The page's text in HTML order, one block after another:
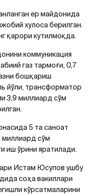
ер майдонида
хулоса берилган.
қарори кутилмоқда.
коммуникация
газ тармоғи, 0,7
бошқариш
йўли, трансформатор
3,9 миллиард сўм
5 та саноат
миллиард сўм
иш ўрини яратилади.
Истам Юсупов ушбу
соҳа вакиллари
кўрсатмаларини